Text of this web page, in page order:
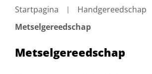
Startpagina
Handgereedschap
Metselgereedschap
Metselgereedschap